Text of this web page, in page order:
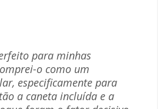
para minhas
o como um
especificamente para
a caneta incluída e a